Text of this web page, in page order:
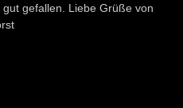
gefallen. Liebe Grüße von